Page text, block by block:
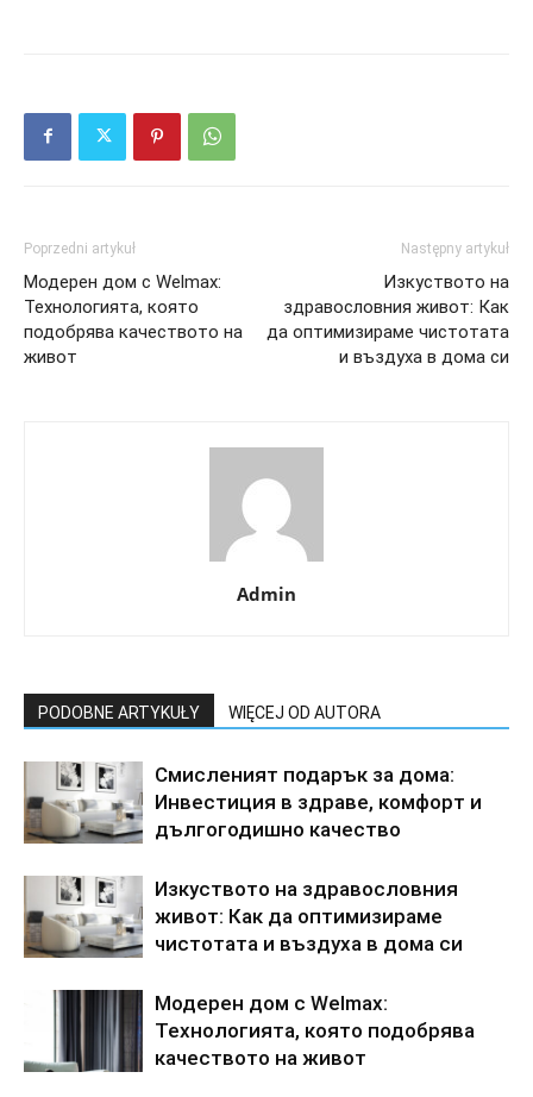
Poprzedni artykuł
Модерен дом с Welmax:
Технологията, която
подобрява качеството на
живот
Następny artykuł
Изкуството на
здравословния живот: Как
да оптимизираме чистотата
и въздуха в дома си
Admin
PODOBNE ARTYKUŁY WIĘCEJ OD AUTORA
Смисленият подарък за дома:
Инвестиция в здраве, комфорт и
дългогодишно качество
Изкуството на здравословния
живот: Как да оптимизираме
чистотата и въздуха в дома си
Модерен дом с Welmax:
Технологията, която подобрява
качеството на живот